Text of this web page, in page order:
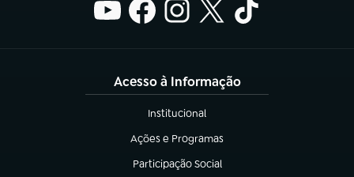
Acesso à Informação
Institucional
(abre em nova aba)
Ações e Programas
(abre em nova aba)
Participação Social
(abre em nova aba)